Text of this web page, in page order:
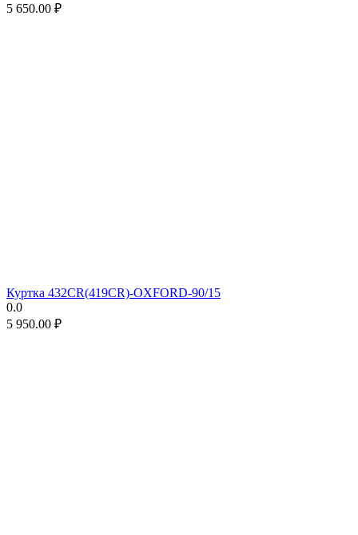
5 650.00 ₽
Куртка 432CR(419CR)-OXFORD-90/15
0.0
5 950.00 ₽